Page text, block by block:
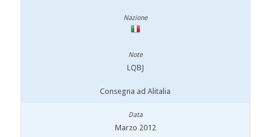
LQBJ
Consegna ad Alitalia
Marzo 2012